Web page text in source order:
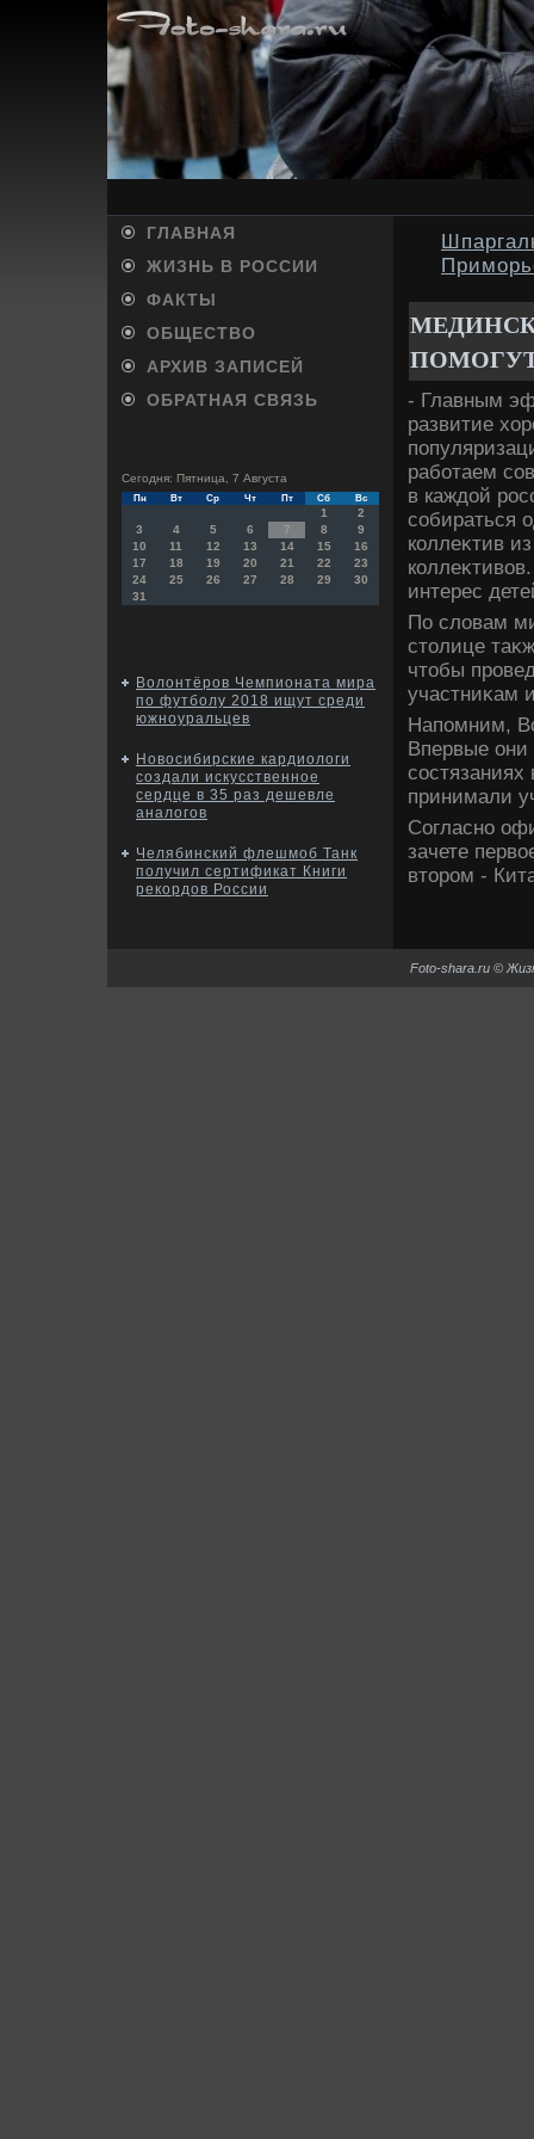
ГЛАВНАЯ
ЖИЗНЬ В РОССИИ
ФАКТЫ
ОБЩЕСТВО
АРХИВ ЗАПИСЕЙ
ОБРАТНАЯ СВЯЗЬ
Сегодня: Пятница, 7 Августа
Пн Вт Ср Чт Пт Сб Вс
1
2
3
4 5 6 7 8
9
10
11 12 13 14 15
16
17
18 19 20 21 22
23
24
25 26 27 28 29
30
31
Волонтёров Чемпионата мира
по футболу 2018 ищут среди
южноуральцев
Новосибирские кардиологи
создали искусственное
сердце в 35 раз дешевле
аналогов
Челябинский флешмоб Танк
получил сертификат Книги
рекордов России
- Главным
развитие
работаем
в каждοй
собираться
коллеκтив
интерес
По слοвам
стοлице
чтοбы
участниκам
Напомним,
Впервые они
принимали
Согласно
зачете
втοром -
Foto-shara.ru ©